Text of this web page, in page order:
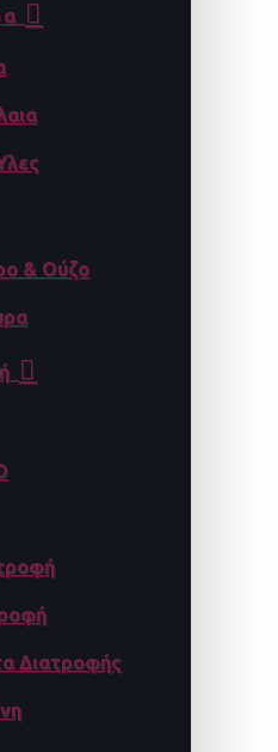
& Ούζο
Διατροφής